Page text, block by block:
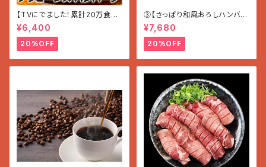
【TVにでました！累計20万食突
破!!】チリビーンズ＆チーズ『ハン
バーグ』 (200g×5個入)
¥6,400
20%OFF
③【さっぱり和風おろしハンバー
グ】〜かぼす風味〜 (180g×7
個入り 1.26kg)
¥7,680
20%OFF